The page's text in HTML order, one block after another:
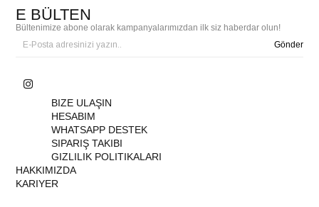
E BÜLTEN
Bültenimize abone olarak kampanyalarımızdan ilk siz haberdar olun!
Gönder
BIZE ULAŞIN
HESABIM
WHATSAPP DESTEK
SIPARIŞ TAKIBI
GIZLILIK POLITIKALARI
HAKKIMIZDA
KARIYER